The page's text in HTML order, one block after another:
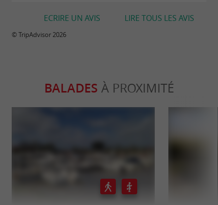
LIRE TOUS LES AVIS
ECRIRE UN AVIS
© TripAdvisor 2026
BALADES À PROXIMITÉ